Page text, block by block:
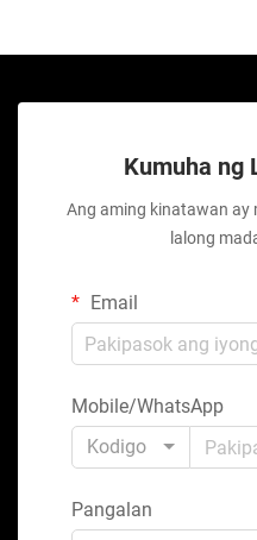
Kumuha ng
Ang aming kinatawan ay
lalong
Email
Mobile/WhatsApp
Kodigo
Pangalan